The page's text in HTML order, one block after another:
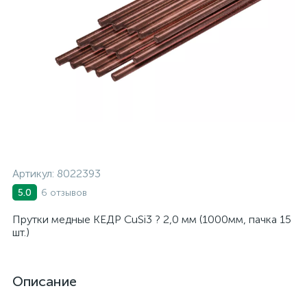
Артикул: 8022393
5.0 6 отзывов
Прутки медные КЕДР CuSi3 ? 2,0 мм (1000мм, пачка 15
шт.)
Описание